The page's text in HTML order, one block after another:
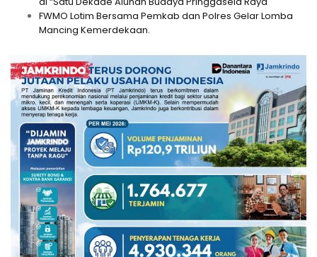
FWMO Lotim Bersama Pemkab dan Polres Gelar Lomba
Mancing Kemerdekaan.